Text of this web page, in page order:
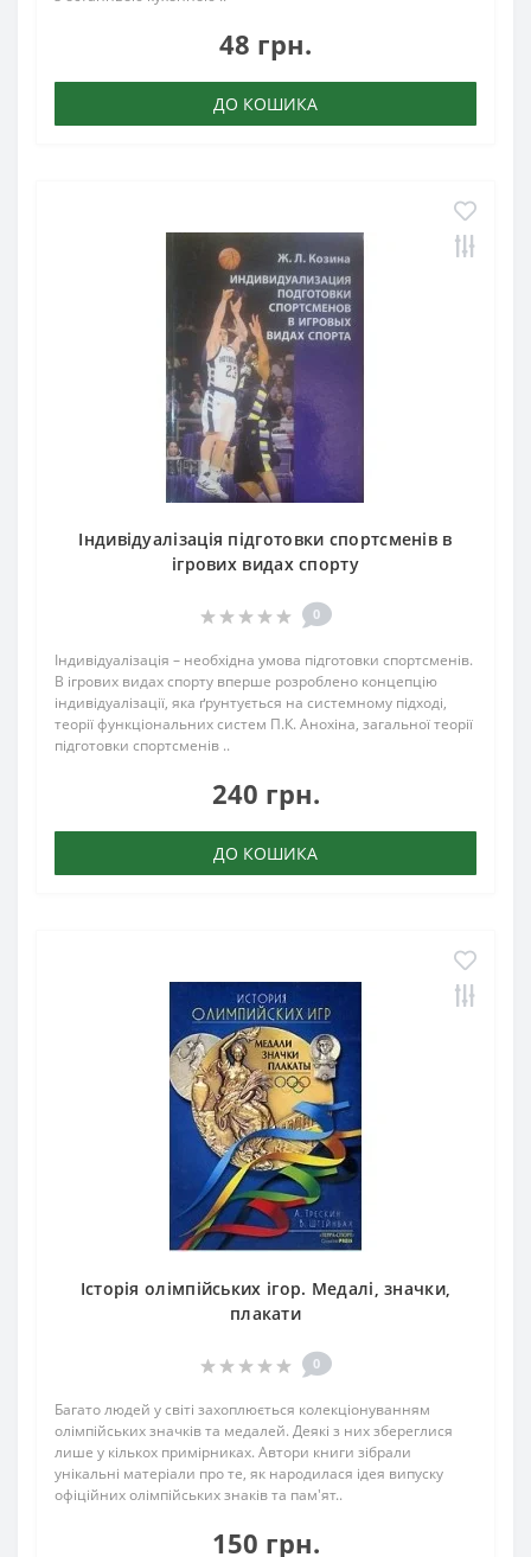
48 грн.
ДО КОШИКА
Індивідуалізація підготовки спортсменів в
ігрових видах спорту
0
Індивідуалізація – необхідна умова підготовки спортсменів.
В ігрових видах спорту вперше розроблено концепцію
індивідуалізації, яка ґрунтується на системному підході,
теорії функціональних систем П.К. Анохіна, загальної теорії
підготовки спортсменів ..
240 грн.
ДО КОШИКА
Історія олімпійських ігор. Медалі, значки,
плакати
0
Багато людей у світі захоплюється колекціонуванням
олімпійських значків та медалей. Деякі з них збереглися
лише у кількох примірниках. Автори книги зібрали
унікальні матеріали про те, як народилася ідея випуску
офіційних олімпійських знаків та пам'ят..
150 грн.